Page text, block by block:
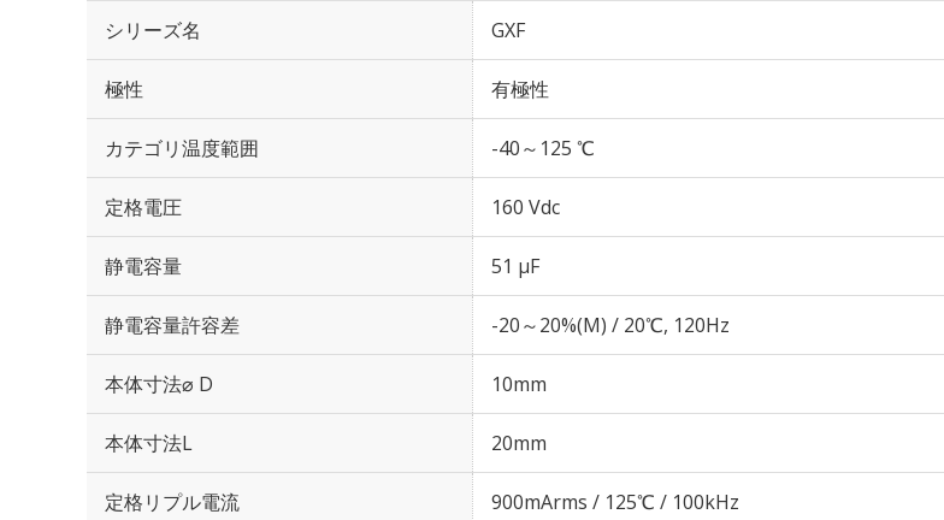
シリーズ名 GXF
極性 有極性
カテゴリ温度範囲 -40～125 ℃
定格電圧 160 Vdc
静電容量 51 µF
静電容量許容差 -20～20%(M) / 20℃, 120Hz
本体寸法⌀ D 10mm
本体寸法L 20mm
定格リプル電流 900mArms / 125℃ / 100kHz